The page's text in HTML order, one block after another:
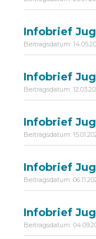
Infobrief
Beitragsdatum:
Infobrief
Beitragsdatum:
Infobrief
Beitragsdatum:
Infobrief
Beitragsdatum:
Infobrief
Beitragsdatum: